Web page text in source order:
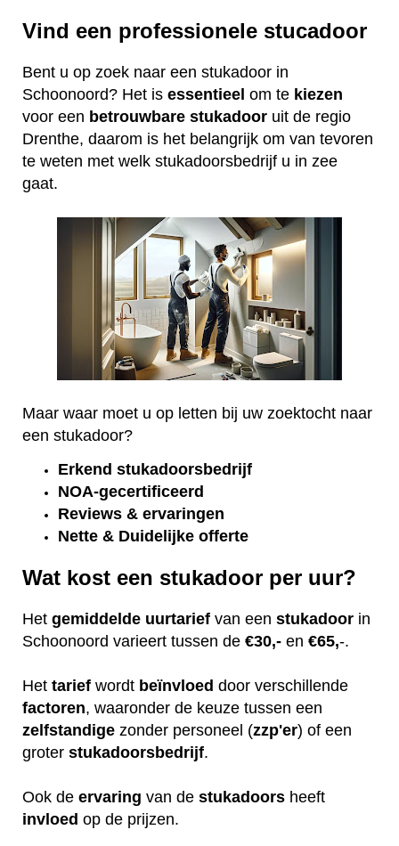
Vind een professionele stucadoor
Bent u op zoek naar een stukadoor in
Schoonoord? Het is essentieel om te kiezen
voor een betrouwbare stukadoor uit de regio
Drenthe, daarom is het belangrijk om van tevoren
te weten met welk stukadoorsbedrijf u in zee
gaat.
Maar waar moet u op letten bij uw zoektocht naar
een stukadoor?
Erkend stukadoorsbedrijf
NOA-gecertificeerd
Reviews & ervaringen
Nette & Duidelijke offerte
Wat kost een stukadoor per uur?
Het gemiddelde uurtarief van een stukadoor in
Schoonoord varieert tussen de €30,- en €65,-.
Het tarief wordt beïnvloed door verschillende
factoren, waaronder de keuze tussen een
zelfstandige zonder personeel (zzp'er) of een
groter stukadoorsbedrijf.
Ook de ervaring van de stukadoors heeft
invloed op de prijzen.